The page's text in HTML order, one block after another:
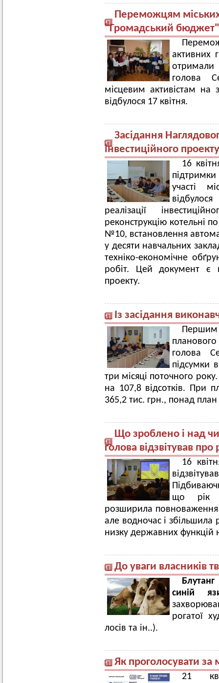
Переможцям
"Громадський бюджет"
активних
голова
місцевим активістам на
відбулося 17 квітня.
Засідання
інвестиційного
16
участі
реалізації
реконструкцію котельні
№10, встановлення
у десяти навчальних
техніко-економічне
робіт. Цей документ є
проекту.
Із засідання
голова
підсумки
три місяці поточного
на 107,8 відсотків. При
365,2 тис. грн., понад
Що зроблено і над
голова відзвітував
16
що рік
розширила повноваження
але водночас і збільшила
низку державних функцій
До уваги власників
синій
рогатої
лосів та ін..).
Як проголосувати
21